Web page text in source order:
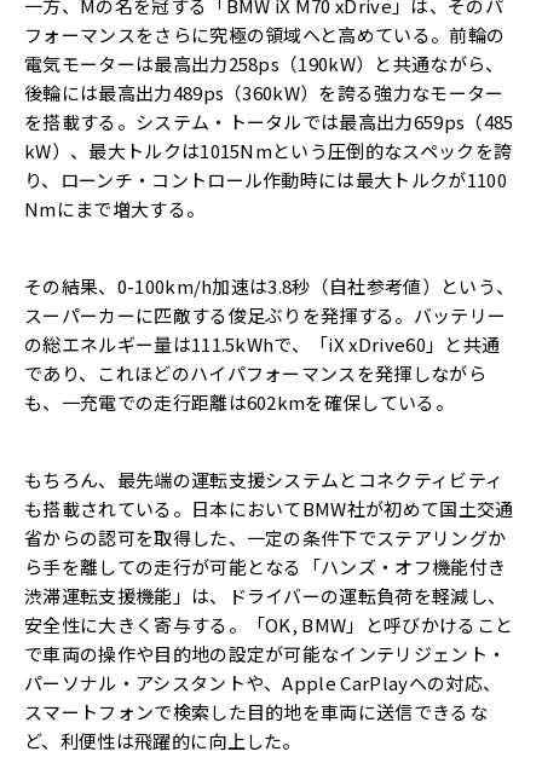
一方、Mの名を冠する「BMW iX M70 xDrive」は、そのパ
フォーマンスをさらに究極の領域へと高めている。前輪の
電気モーターは最高出力258ps（190kW）と共通ながら、
後輪には最高出力489ps（360kW）を誇る強力なモーター
を搭載する。システム・トータルでは最高出力659ps（485
kW）、最大トルクは1015Nmという圧倒的なスペックを誇
り、ローンチ・コントロール作動時には最大トルクが1100
Nmにまで増大する。
その結果、0-100km/h加速は3.8秒（自社参考値）という、
スーパーカーに匹敵する俊足ぶりを発揮する。バッテリー
の総エネルギー量は111.5kWhで、「iX xDrive60」と共通
であり、これほどのハイパフォーマンスを発揮しながら
も、一充電での走行距離は602kmを確保している。
もちろん、最先端の運転支援システムとコネクティビティ
も搭載されている。日本においてBMW社が初めて国土交通
省からの認可を取得した、一定の条件下でステアリングか
ら手を離しての走行が可能となる「ハンズ・オフ機能付き
渋滞運転支援機能」は、ドライバーの運転負荷を軽減し、
安全性に大きく寄与する。「OK, BMW」と呼びかけること
で車両の操作や目的地の設定が可能なインテリジェント・
パーソナル・アシスタントや、Apple CarPlayへの対応、
スマートフォンで検索した目的地を車両に送信できるな
ど、利便性は飛躍的に向上した。